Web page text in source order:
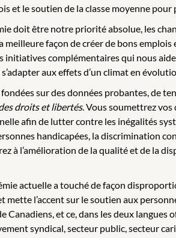
et le soutien de la classe moyenne
doit être notre priorité absolue, les
meilleure façon de créer de bons
initiatives complémentaires qui nous
aux effets d’un climat en
sur des données probantes, de
droits et libertés. Vous soumettrez vos
afin de lutter contre les inégalités
handicapées, la discrimination
à l’amélioration de la qualité et de la
actuelle a touché de façon
mette l’accent sur le soutien aux
Canadiens, et ce, dans les deux
syndical, secteur public, secteur